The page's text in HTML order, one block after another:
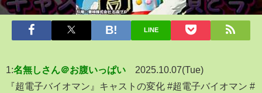
LINE
1:名無しさん＠お腹いっぱい
2025.10.07(Tue)
『超電子バイオマン』キャストの変化 #超電子バイオマン #